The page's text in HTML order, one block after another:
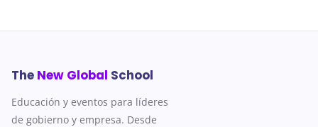
The New Global School
Educación y eventos para líderes
de gobierno y empresa. Desde